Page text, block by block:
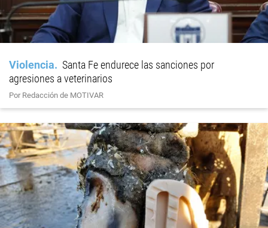
Violencia
Santa Fe endurece las sanciones por
agresiones a veterinarios
Por Redacción de MOTIVAR